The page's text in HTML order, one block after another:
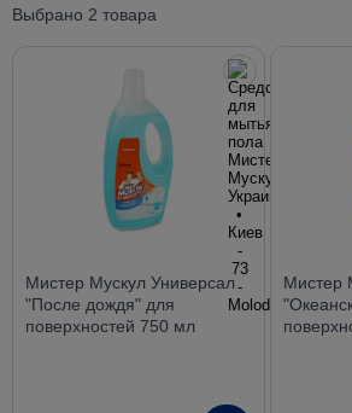
Выбрано 2 товара
Мистер Мускул Универсал
"После дождя" для
поверхностей 750 мл
Мистер